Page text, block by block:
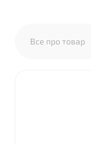
Все про товар